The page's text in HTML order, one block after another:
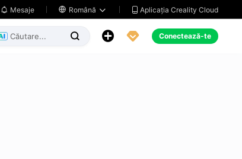
 Mesaje  Română   Aplicația Creality Cloud
   Conectează-te